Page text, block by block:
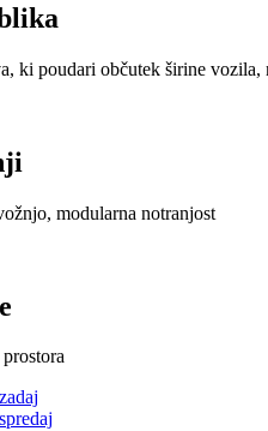
ki poudari občutek širine
modularna notranjost